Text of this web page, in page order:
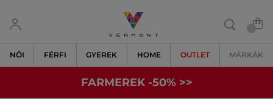
NŐI FÉRFI GYEREK HOME OUTLET MÁRKÁK
FARMEREK -50% >>